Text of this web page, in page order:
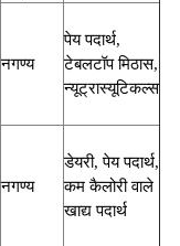
नगण्य
पेय पदार्थ,
टेबलटॉप मिठास,
न्यूट्रास्यूटिकल्स
नगण्य
डेयरी, पेय पदार्थ,
कम कैलोरी वाले
खाद्य पदार्थ